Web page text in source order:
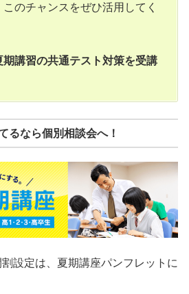
のチャンスをぜひ活用してく
講習の共通テスト対策を受講
るなら個別相談会へ！
設定は、夏期講座パンフレットに